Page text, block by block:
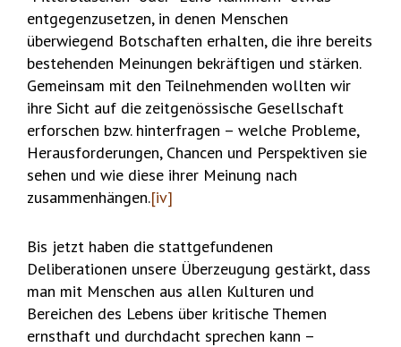
entgegenzusetzen, in denen Menschen
überwiegend Botschaften erhalten, die ihre bereits
bestehenden Meinungen bekräftigen und stärken.
Gemeinsam mit den Teilnehmenden wollten wir
ihre Sicht auf die zeitgenössische Gesellschaft
erforschen bzw. hinterfragen – welche Probleme,
Herausforderungen, Chancen und Perspektiven sie
sehen und wie diese ihrer Meinung nach
zusammenhängen.[iv]
Bis jetzt haben die stattgefundenen
Deliberationen unsere Überzeugung gestärkt, dass
man mit Menschen aus allen Kulturen und
Bereichen des Lebens über kritische Themen
ernsthaft und durchdacht sprechen kann –